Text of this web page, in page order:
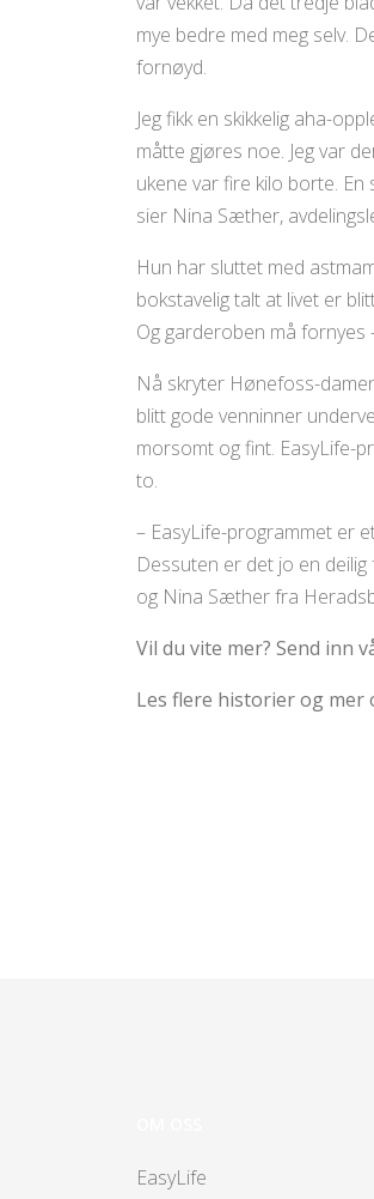
mye bedre med meg selv.
fornøyd.
Jeg fikk en skikkelig aha-
måtte gjøres noe. Jeg var
ukene var fire kilo borte.
sier Nina Sæther,
Hun har sluttet med
bokstavelig talt at livet er
Og garderoben må fornyes
Nå skryter Hønefoss-
blitt gode venninner
morsomt og fint. EasyLife-
to.
– EasyLife-programmet er
Dessuten er det jo en
og Nina Sæther fra
Vil du vite mer? Send inn
Les flere historier og mer
EasyLife